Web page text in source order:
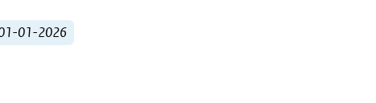
01-01-2026